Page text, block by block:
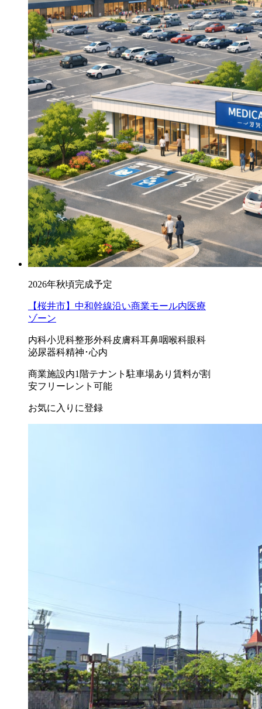
2026年秋頃完成予定
【桜井市】中和幹線沿い商業モール内医療
ゾーン
内科小児科整形外科皮膚科耳鼻咽喉科眼科
泌尿器科精神･心内
商業施設内1階テナント 駐車場あり 賃料が割
安フリーレント可能
お気に入りに登録